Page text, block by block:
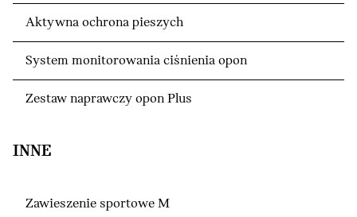
Aktywna ochrona pieszych
System monitorowania ciśnienia opon
Zestaw naprawczy opon Plus
INNE
Zawieszenie sportowe M